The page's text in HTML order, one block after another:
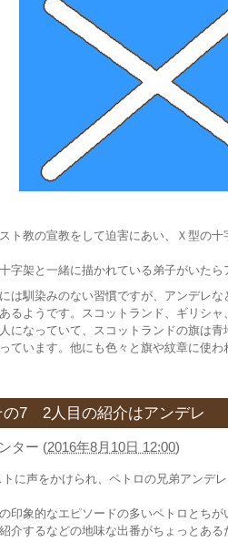
ト教の宣教をして迫害にあい、Ｘ型の
字架と一緒に描かれている弟子がいた
は馴染みのない習慣ですが、アンデレ
るようです。スコットランド、ギリシ
になっていて、スコットランドの旗は
ています。他にも色々と旗や紋章に使
7 2人目の紹介はアンデレ
ター (2016年8月10日 12:00)
に声をかけられ、ペトロの兄弟アンデ
印象的なエピソードの多いペトロとち
介するなどの地味な出番がちょっとあ